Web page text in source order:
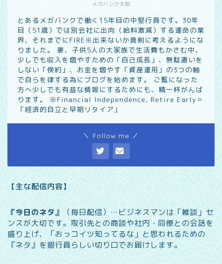
メガバンク太郎
とあるメガバンクで働く15年目の中堅行員です。30年
目（51歳）では別会社に出向（給料激減）する運命の業
界、それまでにFIRE※出来ないか真剣に考えるようにな
りました。 妻、子供5人の大家族で生活費もかさむ中、
少しでも収入を増やすための「自己成長」、無駄遣いを
しない「倹約」、お金を増やす「資産運用」の3つの軸
で自らを律する為にブログを始めます。 ご覧になった
方へ少しでも有益な情報にするためにも、精一杯がんば
ります。 ※Financial Independence, Retire Early＝
「経済的自立と早期リタイア」
＼ Follow me ／
【主な配信内容】
『今日のネタ』 （毎日配信）… ビジネスマンは「雑談」セ
ンスが大切です。取引先との商談や社内・同僚との会話を
盛り上げ、「おっコイツ知ってるな」と思われるための
『ネタ』を銀行員らしい切り口でお届けします。